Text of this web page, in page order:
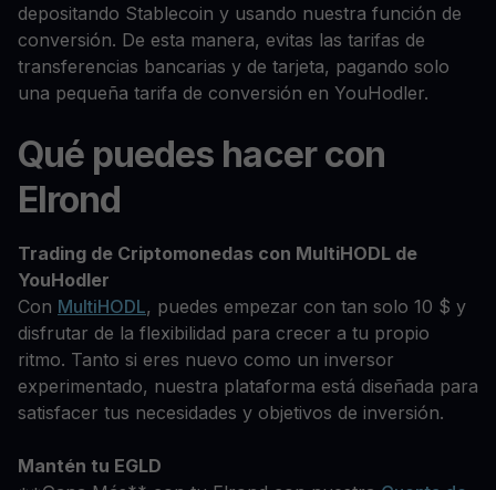
depositando Stablecoin y usando nuestra función de
conversión. De esta manera, evitas las tarifas de
transferencias bancarias y de tarjeta, pagando solo
una pequeña tarifa de conversión en YouHodler.
Qué puedes hacer con
Elrond
Trading de Criptomonedas con MultiHODL de
YouHodler
Con MultiHODL, puedes empezar con tan solo 10 $ y
disfrutar de la flexibilidad para crecer a tu propio
ritmo. Tanto si eres nuevo como un inversor
experimentado, nuestra plataforma está diseñada para
satisfacer tus necesidades y objetivos de inversión.
Mantén tu EGLD